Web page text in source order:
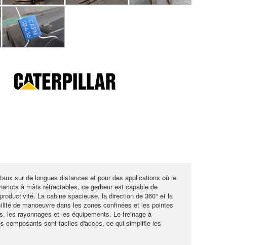
sur de longues distances et pour des applications où le
à mâts rétractables, ce gerbeur est capable de
La cabine spacieuse, la direction de 360° et la
de manoeuvre dans les zones confinées et les pointes
les rayonnages et les équipements. Le freinage à
composants sont faciles d'accès, ce qui simplifie les